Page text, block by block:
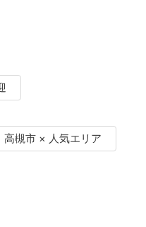
高槻市 × 人気エリア